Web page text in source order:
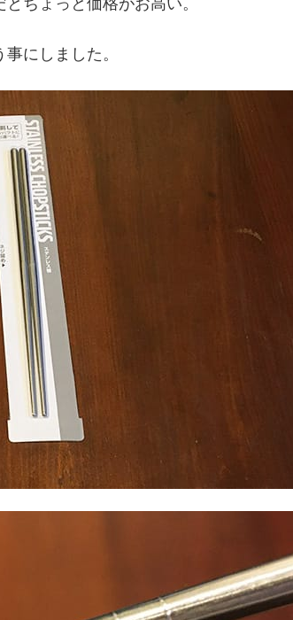
にしました。